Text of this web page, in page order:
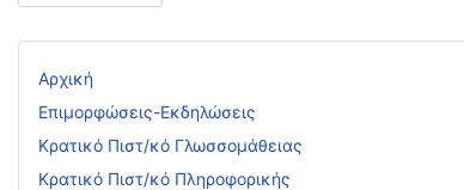
Αρχική
Επιμορφώσεις-Εκδηλώσεις
Κρατικό Πιστ/κό Γλωσσομάθειας
Κρατικό Πιστ/κό Πληροφορικής